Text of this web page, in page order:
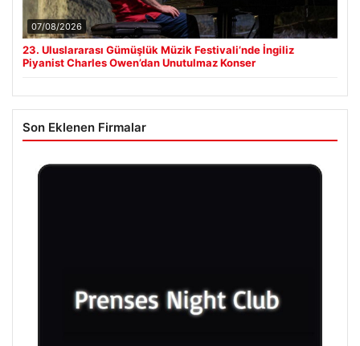
07/08/2026
23. Uluslararası Gümüşlük Müzik Festivali’nde İngiliz
Piyanist Charles Owen’dan Unutulmaz Konser
Son Eklenen Firmalar